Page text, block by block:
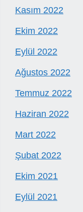
Kasım 2022
Ekim 2022
Eylül 2022
Ağustos 2022
Temmuz 2022
Haziran 2022
Mart 2022
Şubat 2022
Ekim 2021
Eylül 2021